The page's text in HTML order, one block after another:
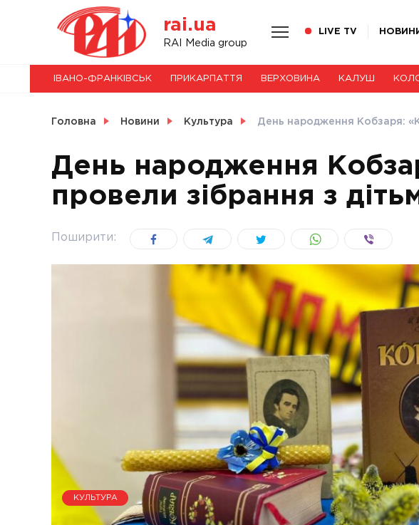
rai.ua
RAI Media group
LIVE TV
НОВИНИ
СВІТ
УКРАЇНА
ІВАНО-ФРАНКІВСЬК ПРИКАРПАТТЯ ВЕРХОВИНА КАЛУШ
Головна Новини Культура День народження Кобзаря:
День народження
провели зібрання з
Поширити:
КУЛЬТУРА